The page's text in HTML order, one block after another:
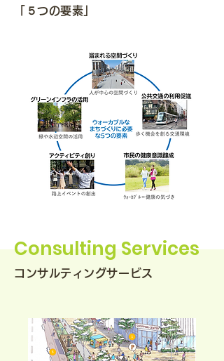
「５つの要素」
Consulting Services
コンサルティングサービス